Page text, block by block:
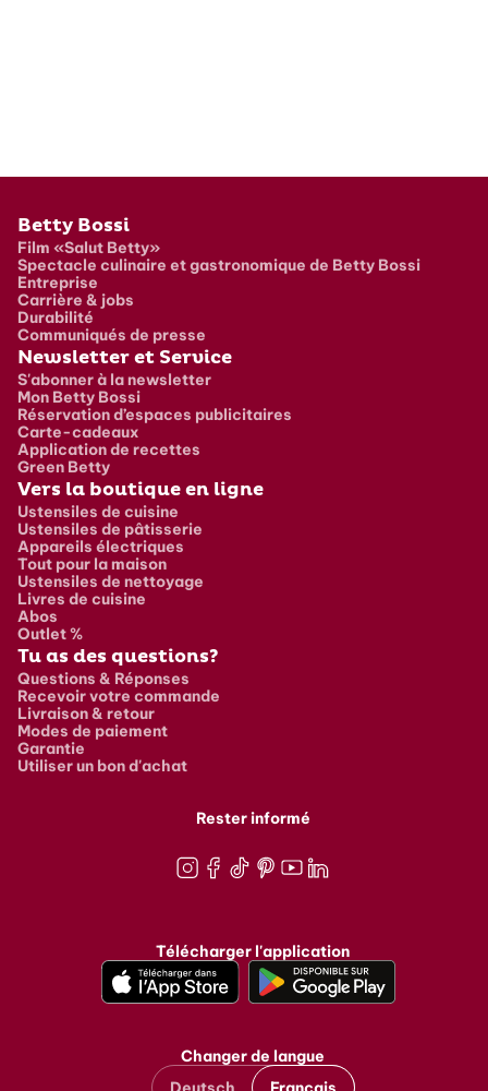
Pied de page
Betty Bossi
Film «Salut Betty»
Spectacle culinaire et gastronomique de Betty Bossi
Entreprise
Carrière & jobs
Durabilité
Communiqués de presse
Newsletter et Service
S'abonner à la newsletter
Mon Betty Bossi
Réservation d’espaces publicitaires
Carte-cadeaux
Application de recettes
Green Betty
Vers la boutique en ligne
Ustensiles de cuisine
Ustensiles de pâtisserie
Appareils électriques
Tout pour la maison
Ustensiles de nettoyage
Livres de cuisine
Abos
Outlet %
Tu as des questions?
Questions & Réponses
Recevoir votre commande
Livraison & retour
Modes de paiement
Garantie
Utiliser un bon d'achat
Rester informé
Télécharger l'application
Changer de langue